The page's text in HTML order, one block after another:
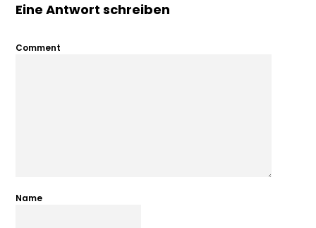
Eine Antwort schreiben
Comment
Name